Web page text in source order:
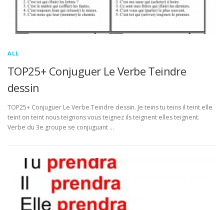
ALL
TOP25+ Conjuguer Le Verbe Teindre
dessin
TOP25+ Conjuguer Le Verbe Teindre dessin. Je teins tu teins il teint elle
teint on teint nous teignons vous teignez ils teignent elles teignent.
Verbe du 3e groupe se conjuguant …